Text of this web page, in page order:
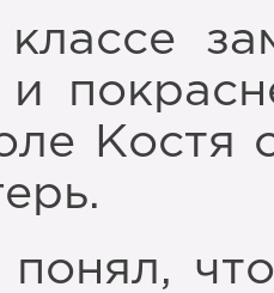
и
Костя
понял,